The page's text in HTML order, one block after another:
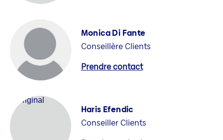
Monica Di Fante
Conseillère Clients
Prendre contact
Haris Efendic
Conseiller Clients